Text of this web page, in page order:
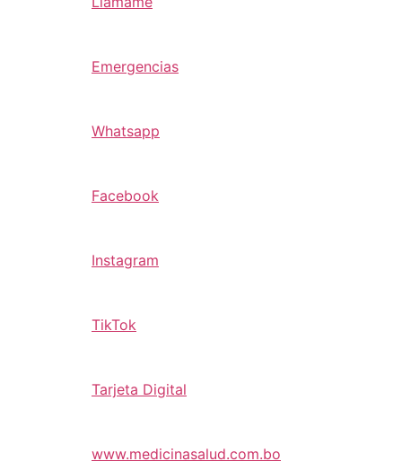
Emergencias
Whatsapp
Facebook
Instagram
TikTok
Tarjeta Digital
www.medicinasalud.com.bo